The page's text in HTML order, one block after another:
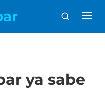
ya sabe